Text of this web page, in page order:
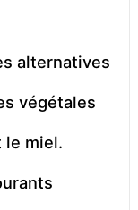
alternatives
végétales
le miel.